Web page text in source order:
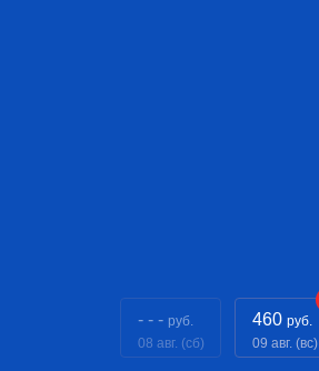
- - - руб.
08 авг. (сб)
460 руб.
09 авг. (вс)